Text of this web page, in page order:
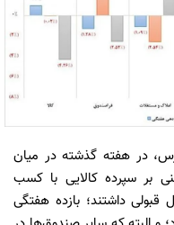
در هفته گذشته در میان
بر سپرده کالایی با کسب
قابل قبولی داشتند؛ بازده هفتگی